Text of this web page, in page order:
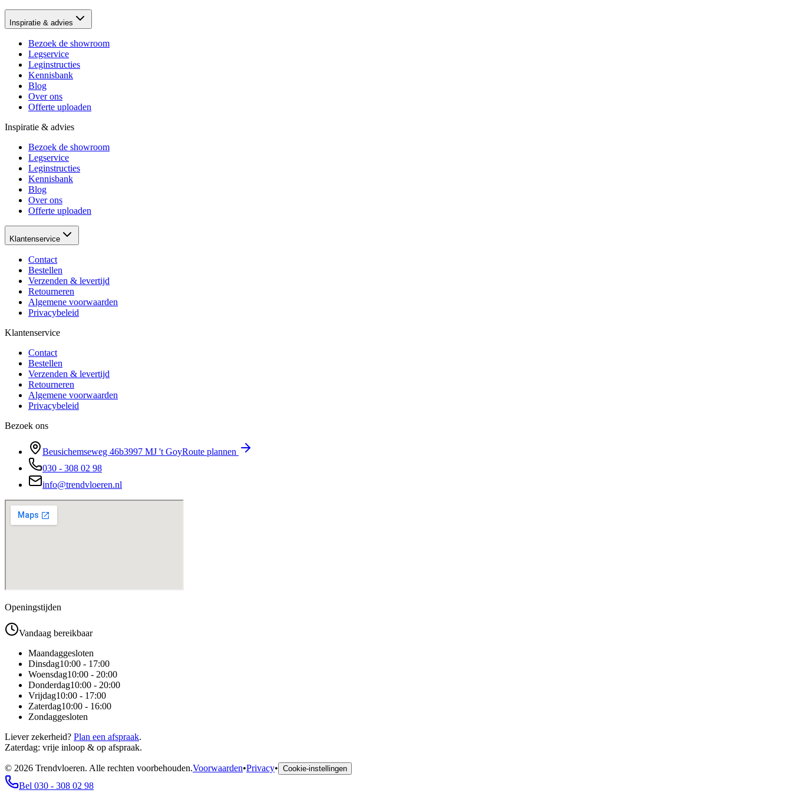
Inspiratie & advies
Bezoek de showroom
Legservice
Leginstructies
Kennisbank
Blog
Over ons
Offerte uploaden
Inspiratie & advies
Bezoek de showroom
Legservice
Leginstructies
Kennisbank
Blog
Over ons
Offerte uploaden
Klantenservice
Contact
Bestellen
Verzenden & levertijd
Retourneren
Algemene voorwaarden
Privacybeleid
Klantenservice
Contact
Bestellen
Verzenden & levertijd
Retourneren
Algemene voorwaarden
Privacybeleid
Bezoek ons
Beusichemseweg 46b3997 MJ 't GoyRoute plannen
030 - 308 02 98
info@trendvloeren.nl
Openingstijden
Vandaag bereikbaar
Maandaggesloten
Dinsdag10:00 - 17:00
Woensdag10:00 - 20:00
Donderdag10:00 - 20:00
Vrijdag10:00 - 17:00
Zaterdag10:00 - 16:00
Zondaggesloten
Liever zekerheid? Plan een afspraak.
Zaterdag: vrije inloop & op afspraak.
© 2026 Trendvloeren. Alle rechten voorbehouden.Voorwaarden•Privacy• Cookie-instellingen
Bel 030 - 308 02 98